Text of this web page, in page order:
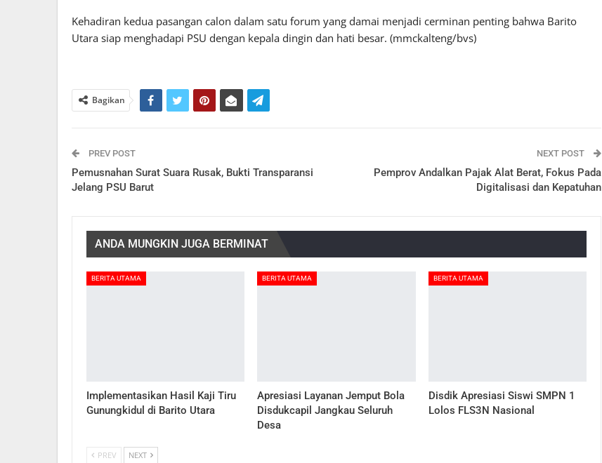
Kehadiran kedua pasangan calon dalam satu forum yang damai menjadi cerminan penting bahwa Barito
Utara siap menghadapi PSU dengan kepala dingin dan hati besar. (mmckalteng/bvs)
Bagikan
PREV POST
Pemusnahan Surat Suara Rusak, Bukti Transparansi
Jelang PSU Barut
NEXT POST
Pemprov Andalkan Pajak Alat Berat, Fokus Pada
Digitalisasi dan Kepatuhan
ANDA MUNGKIN JUGA BERMINAT
BERITA UTAMA
Implementasikan Hasil Kaji Tiru
Gunungkidul di Barito Utara
BERITA UTAMA
Apresiasi Layanan Jemput Bola
Disdukcapil Jangkau Seluruh
Desa
BERITA UTAMA
Disdik Apresiasi Siswi SMPN 1
Lolos FLS3N Nasional
PREV NEXT